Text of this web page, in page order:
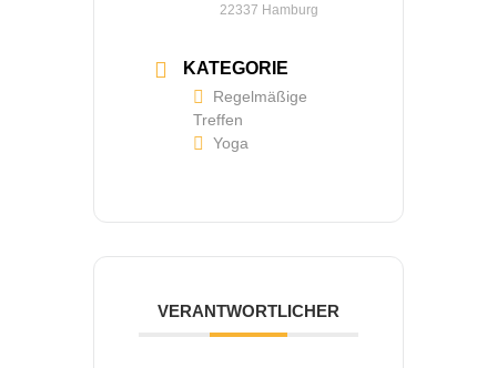
22337 Hamburg
KATEGORIE
Regelmäßige
Treffen
Yoga
VER­ANT­WORTLICHER